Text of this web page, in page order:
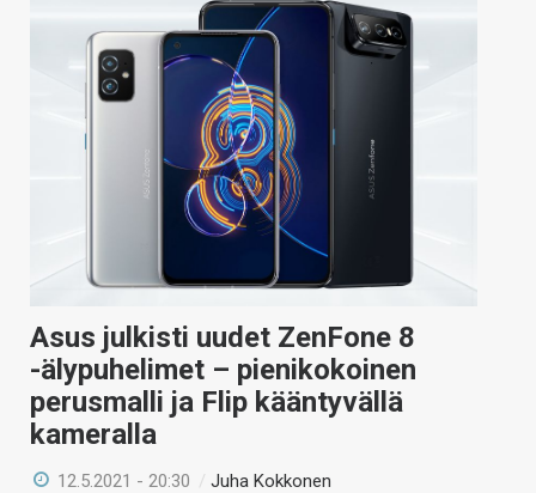
Asus julkisti uudet ZenFone 8
-älypuhelimet – pienikokoinen
perusmalli ja Flip kääntyvällä
kameralla
12.5.2021 - 20:30 /Juha Kokkonen